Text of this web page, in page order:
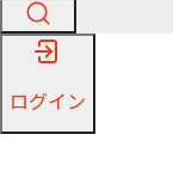
ログイン